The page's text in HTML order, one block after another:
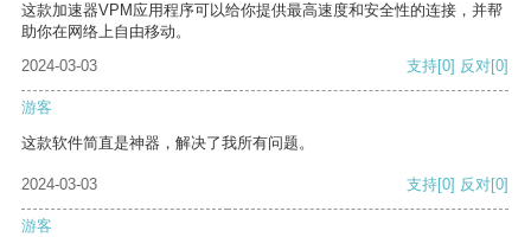
这款加速器VPM应用程序可以给你提供最高速度和安全性的连接，并帮
助你在网络上自由移动。
2024-03-03
支持[0] 反对[0]
游客
这款软件简直是神器，解决了我所有问题。
2024-03-03 支持[0] 反对[0]
游客